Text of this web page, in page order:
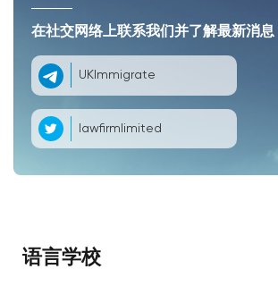
在社交网络上联系我们并了解最新消息
UKImmigrate
lawfirmlimited
语言学校